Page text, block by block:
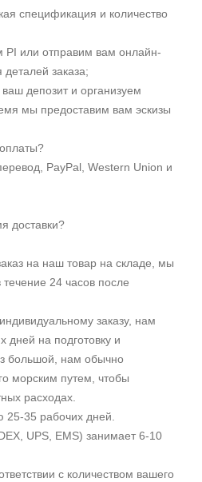
спецификация и количество
или отправим вам онлайн-
заказа;
депозит и организуем
мы предоставим вам эскизы
PayPal, Western Union и
доставки?
на наш товар на складе, мы
24 часов после
заказу, нам
дней на подготовку и
большой, нам обычно
морским путем, чтобы
расходах.
35 рабочих дней.
UPS, EMS) занимает 6-10
с количеством вашего